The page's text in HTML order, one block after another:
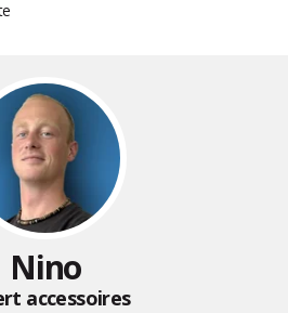
Nino
accessoires